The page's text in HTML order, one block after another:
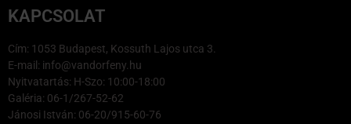
KAPCSOLAT
Cím: 1053 Budapest, Kossuth Lajos utca 3.
E-mail: info@vandorfeny.hu
Nyitvatartás: H-Szo: 10:00-18:00
Galéria: 06-1/267-52-62
Jánosi István: 06-20/915-60-76